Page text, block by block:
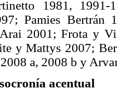
1981,
Pamies Bertrán
2001; Frota y
y Mattys 2007;
a, 2008 b y
acentual